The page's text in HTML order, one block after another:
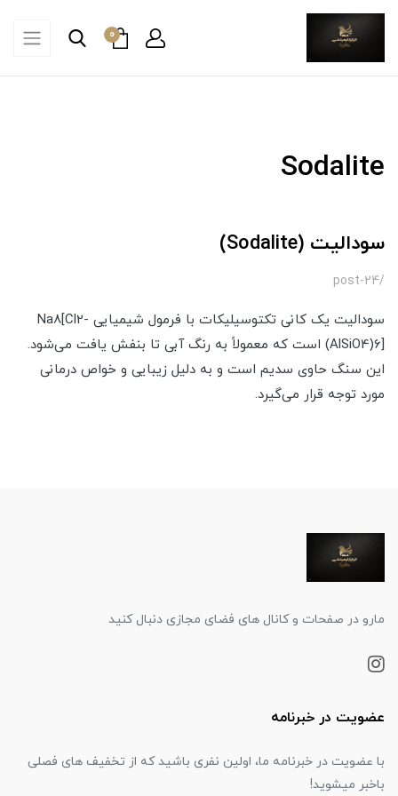
0
Sodalite
سودالیت (Sodalite)
/post-24
سودالیت یک کانی تکتوسیلیکات با فرمول شیمیایی Na8[Cl2-
(AlSiO4)6] است که معمولاً به رنگ آبی تا بنفش یافت می‌شود.
این سنگ حاوی سدیم است و به دلیل زیبایی و خواص درمانی
مورد توجه قرار می‌گیرد.
مارو در صفحات و کانال های فضای مجازی دنبال کنید
عضویت در خبرنامه
با عضویت در خبرنامه ما، اولین نفری باشید که از تخفیف های فصلی
باخبر میشوید!